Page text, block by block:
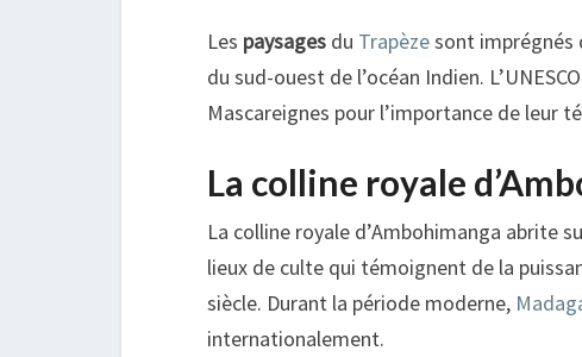
Les paysages du Trapèzesont imprégnés
du sud-ouest de l’océan Indien.
Mascareignes pour l’importance de leur
La colline royale
La colline royale d’Ambohimanga abrite
lieux de culte qui témoignent de la
siècle. Durant la période moderne,
internationalement.